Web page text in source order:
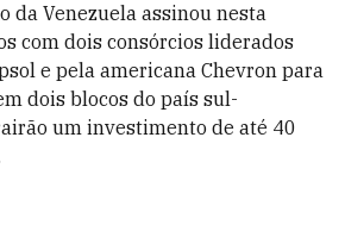
da Venezuela assinou nesta
com dois consórcios liderados
e pela americana Chevron para
dois blocos do país sul-
um investimento de até 40